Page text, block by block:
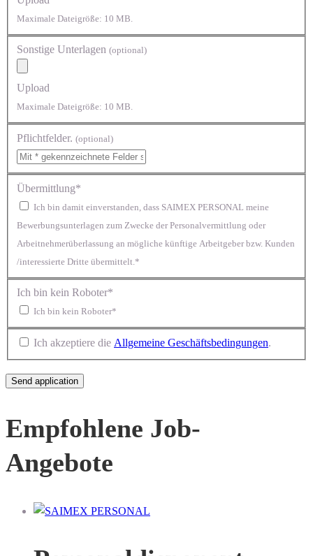
Maximale Dateigröße: 10 MB.
Sonstige Unterlagen (optional)
Upload
Maximale Dateigröße: 10 MB.
Pflichtfelder. (optional)
Übermittlung*
Ich bin damit einverstanden, dass SAIMEX PERSONAL meine
Bewerbungsunterlagen zum Zwecke der Personalvermittlung oder
Arbeitnehmerüberlassung an mögliche künftige Arbeitgeber bzw. Kunden
/interessierte Dritte übermittelt.*
Ich bin kein Roboter*
Ich bin kein Roboter*
Ich akzeptiere die Allgemeine Geschäftsbedingungen.
Empfohlene Job-
Angebote